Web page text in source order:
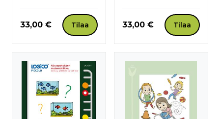
Hinta nyt
33,00 € Tilaa Hinta nyt
33,00 € Tilaa